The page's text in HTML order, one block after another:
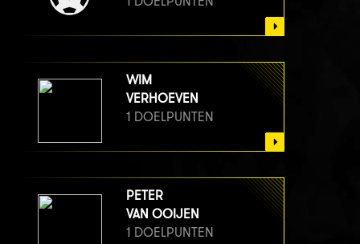
WIM
VERHOEVEN
1 DOELPUNTEN
PETER
VAN OOIJEN
1 DOELPUNTEN